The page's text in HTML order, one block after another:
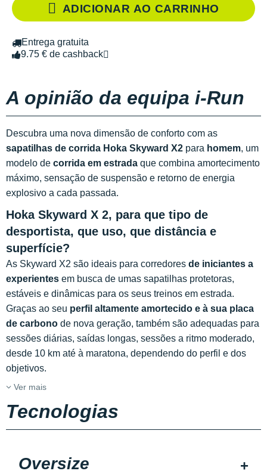
ADICIONAR AO CARRINHO
Entrega gratuita
9.75 € de cashback
A opinião da equipa i-Run
Descubra uma nova dimensão de conforto com as
sapatilhas de corrida Hoka Skyward X2 para homem, um
modelo de corrida em estrada que combina amortecimento
máximo, sensação de suspensão e retorno de energia
explosivo a cada passada.
Hoka Skyward X 2, para que tipo de
desportista, que uso, que distância e
superfície?
As Skyward X2 são ideais para corredores de iniciantes a
experientes em busca de umas sapatilhas protetoras,
estáveis e dinâmicas para os seus treinos em estrada.
Graças ao seu perfil altamente amortecido e à sua placa
de carbono de nova geração, também são adequadas para
sessões diárias, saídas longas, sessões a ritmo moderado,
desde 10 km até à maratona, dependendo do perfil e dos
objetivos.
Ver mais
Tecnologias
Oversize